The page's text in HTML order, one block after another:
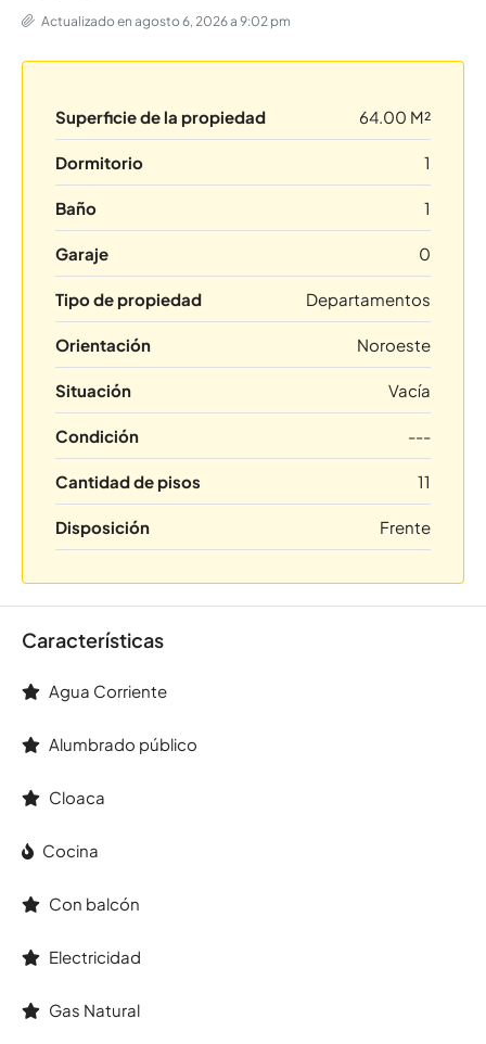
Actualizado en agosto 6, 2026 a 9:02 pm
Superficie de la propiedad 64.00 M²
Dormitorio 1
Baño 1
Garaje 0
Tipo de propiedad Departamentos
Orientación Noroeste
Situación Vacía
Condición ---
Cantidad de pisos 11
Disposición Frente
Características
Agua Corriente
Alumbrado público
Cloaca
Cocina
Con balcón
Electricidad
Gas Natural